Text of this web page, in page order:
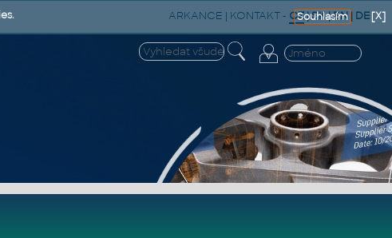
ARKANCE | KONTAKT- CZ|SK|EN| DE[X]
Souhlasím